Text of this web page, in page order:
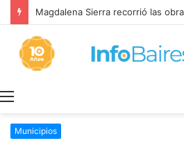
Municipios